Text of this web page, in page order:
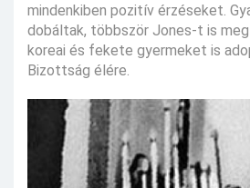
mindenkiben pozitív érzéseket.
dobáltak, többször Jones-t is
koreai és fekete gyermeket is
Bizottság élére.